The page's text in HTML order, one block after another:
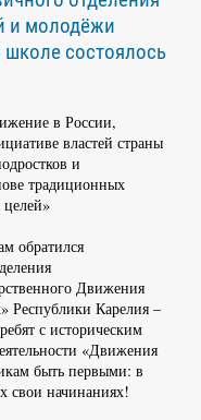
и молодёжи
состоялось
в России,
властей страны
и
традиционных
обратился
Движения
Республики Карелия –
с историческим
«Движения
быть первыми: в
свои начинаниях!